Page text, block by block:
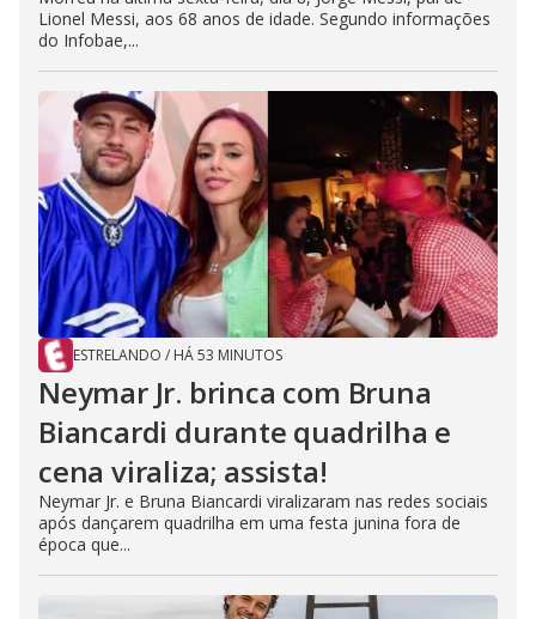
Lionel Messi, aos 68 anos de idade. Segundo informações
do Infobae,...
ESTRELANDO / HÁ 53 MINUTOS
Neymar Jr. brinca com Bruna
Biancardi durante quadrilha e
cena viraliza; assista!
Neymar Jr. e Bruna Biancardi viralizaram nas redes sociais
após dançarem quadrilha em uma festa junina fora de
época que...